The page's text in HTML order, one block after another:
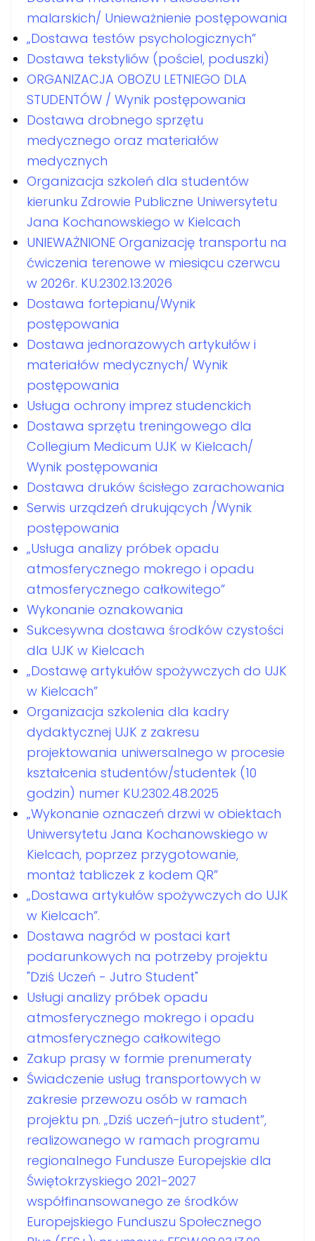
malarskich/ Unieważnienie postępowania
„Dostawa testów psychologicznych”
Dostawa tekstyliów (pościel, poduszki)
ORGANIZACJA OBOZU LETNIEGO DLA
STUDENTÓW / Wynik postępowania
Dostawa drobnego sprzętu
medycznego oraz materiałów
medycznych
Organizacja szkoleń dla studentów
kierunku Zdrowie Publiczne Uniwersytetu
Jana Kochanowskiego w Kielcach
UNIEWAŻNIONE Organizację transportu na
ćwiczenia terenowe w miesiącu czerwcu
w 2026r. KU.2302.13.2026
Dostawa fortepianu/Wynik
postępowania
Dostawa jednorazowych artykułów i
materiałów medycznych/ Wynik
postępowania
Usługa ochrony imprez studenckich
Dostawa sprzętu treningowego dla
Collegium Medicum UJK w Kielcach/
Wynik postępowania
Dostawa druków ścisłego zarachowania
Serwis urządzeń drukujących /Wynik
postępowania
„Usługa analizy próbek opadu
atmosferycznego mokrego i opadu
atmosferycznego całkowitego”
Wykonanie oznakowania
Sukcesywna dostawa środków czystości
dla UJK w Kielcach
„Dostawę artykułów spożywczych do UJK
w Kielcach”
Organizacja szkolenia dla kadry
dydaktycznej UJK z zakresu
projektowania uniwersalnego w procesie
kształcenia studentów/studentek (10
godzin) numer KU.2302.48.2025
„Wykonanie oznaczeń drzwi w obiektach
Uniwersytetu Jana Kochanowskiego w
Kielcach, poprzez przygotowanie,
montaż tabliczek z kodem QR”
„Dostawa artykułów spożywczych do UJK
w Kielcach”.
Dostawa nagród w postaci kart
podarunkowych na potrzeby projektu
"Dziś Uczeń - Jutro Student"
Usługi analizy próbek opadu
atmosferycznego mokrego i opadu
atmosferycznego całkowitego
Zakup prasy w formie prenumeraty
Świadczenie usług transportowych w
zakresie przewozu osób w ramach
projektu pn. „Dziś uczeń-jutro student”,
realizowanego w ramach programu
regionalnego Fundusze Europejskie dla
Świętokrzyskiego 2021-2027
współfinansowanego ze środków
Europejskiego Funduszu Społecznego